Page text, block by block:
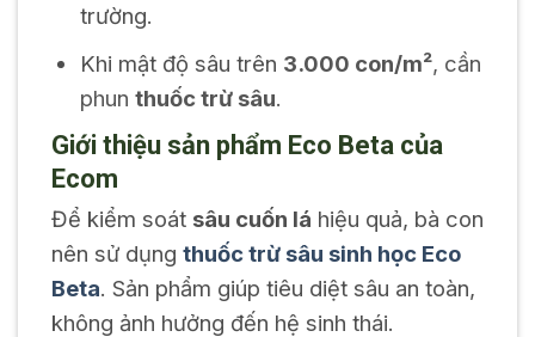
trường.
Khi mật độ sâu trên 3.000 con/m², cần
phun thuốc trừ sâu.
Giới thiệu sản phẩm Eco Beta của
Ecom
Để kiểm soát sâu cuốn lá hiệu quả, bà con
nên sử dụng thuốc trừ sâu sinh học Eco
Beta. Sản phẩm giúp tiêu diệt sâu an toàn,
không ảnh hưởng đến hệ sinh thái.